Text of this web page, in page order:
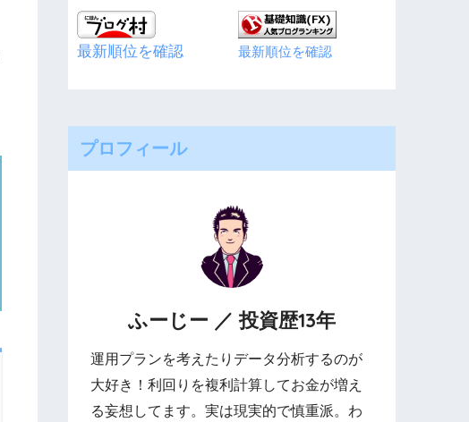
最新順位を確認 最新順位を確認
プロフィール
ふーじー ／ 投資歴13年
運用プランを考えたりデータ分析するのが
大好き！利回りを複利計算してお金が増え
る妄想してます。実は現実的で慎重派。わ